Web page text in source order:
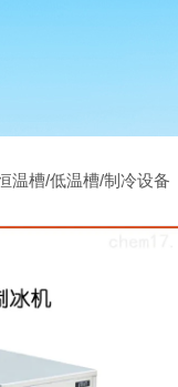
温槽/低温槽/制冷设备